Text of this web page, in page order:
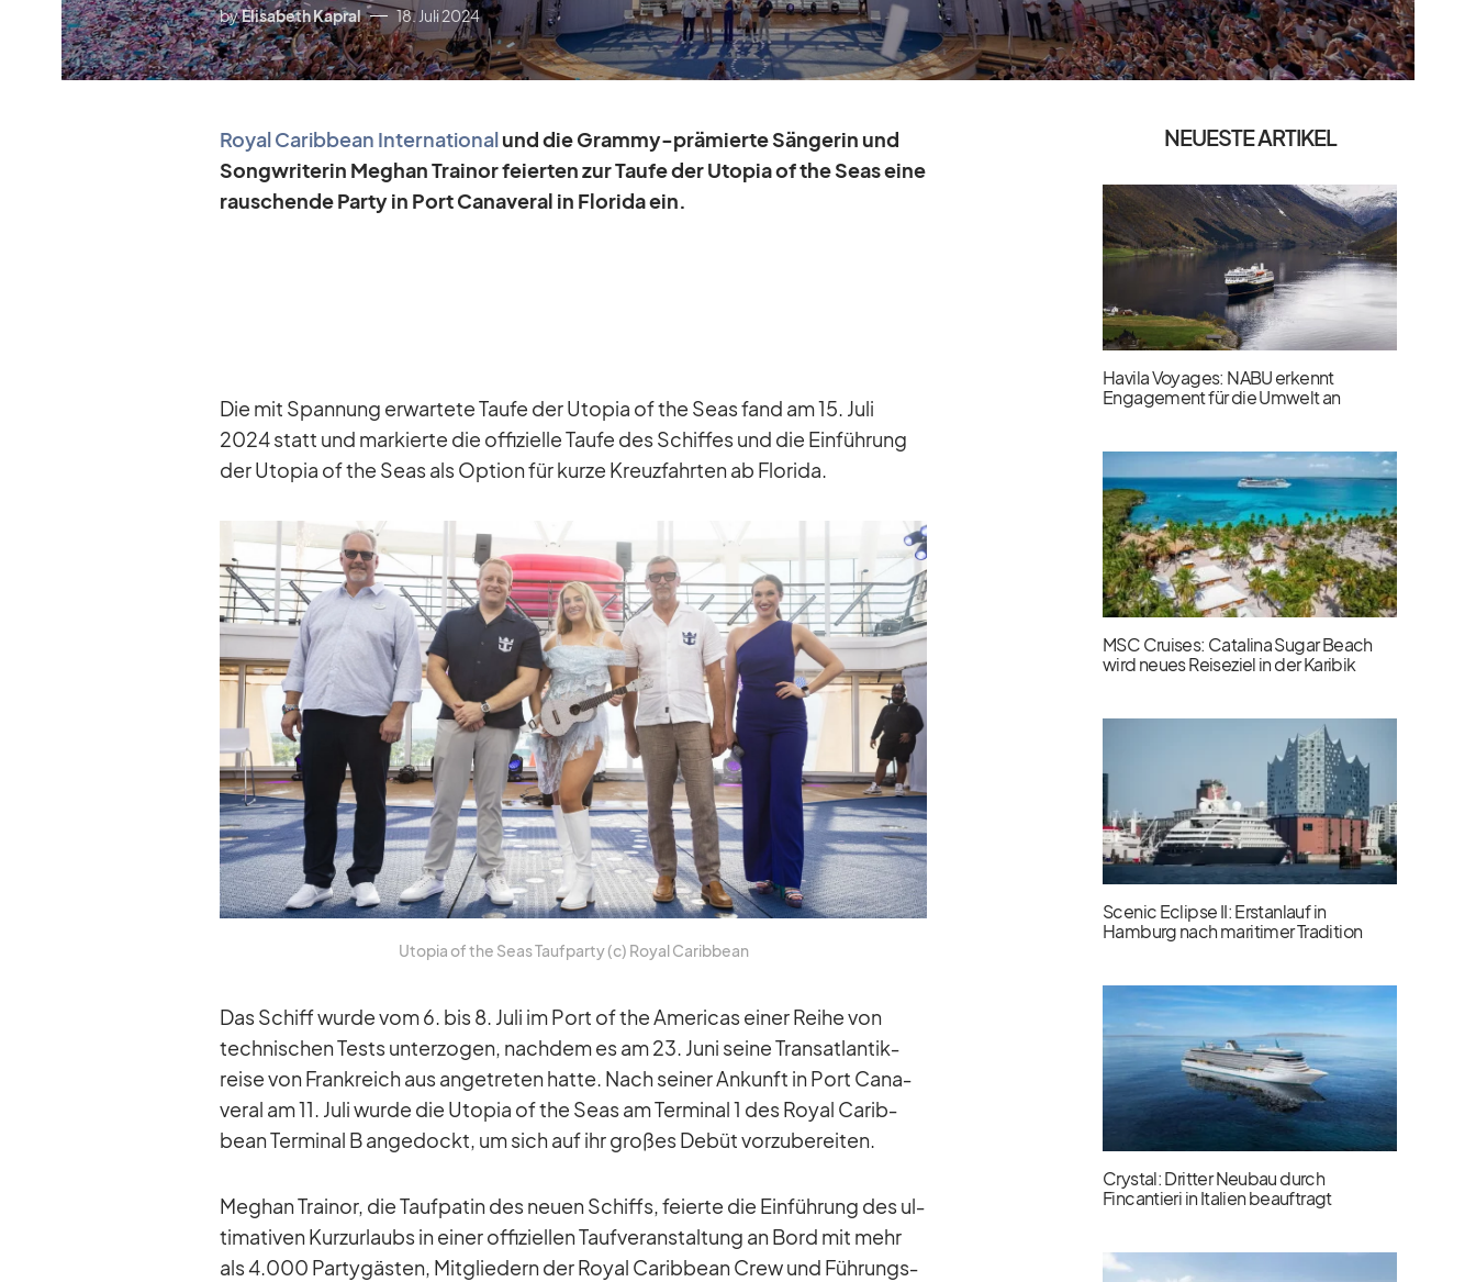
byElisabeth Kapral 18. Juli 2024
Royal Ca­rib­bean In­ter­na­tio­nalund die Grammy-prä­mierte Sän­ge­rin und
Song­wri­te­rin Meg­han Trai­nor fei­er­ten zur Taufe der Uto­pia of the Seas eine
rau­schende Party in Port Ca­na­ve­ral in Flo­rida ein.
Die mit Span­nung er­war­tete Taufe der Uto­pia of the Seas fand am 15. Juli
2024 statt und mar­kierte die of­fi­zi­elle Taufe des Schif­fes und die Ein­füh­rung
der Uto­pia of the Seas als Op­tion für kurze Kreuz­fahr­ten ab Flo­rida.
Uto­pia of the Seas Tauf­party (c) Royal Ca­rib­bean
Das Schiff wurde vom 6. bis 8. Juli im Port of the Ame­ri­cas ei­ner Reihe von
tech­ni­schen Tests un­ter­zo­gen, nach­dem es am 23. Juni seine Trans­at­lan­tik­
reise von Frank­reich aus an­ge­tre­ten hatte. Nach sei­ner An­kunft in Port Ca­na­
ve­ral am 11. Juli wurde die Uto­pia of the Seas am Ter­mi­nal 1 des Royal Ca­rib­
bean Ter­mi­nal B an­ge­dockt, um sich auf ihr gro­ßes De­büt vor­zu­be­rei­ten.
Meg­han Trai­nor, die Tauf­pa­tin des neuen Schiffs, fei­erte die Ein­füh­rung des ul­
ti­ma­ti­ven Kurz­ur­laubs in ei­ner of­fi­zi­el­len Tauf­ver­an­stal­tung an Bord mit mehr
als 4.000 Par­ty­gäs­ten, Mit­glie­dern der Royal Ca­rib­bean Crew und Füh­rungs­
NEUESTE ARTIKEL
Havila Voyages: NABU erkennt
Engagement für die Umwelt an
MSC Cruises: Catalina Sugar Beach
wird neues Reiseziel in der Karibik
Scenic Eclipse II: Erstanlauf in
Hamburg nach maritimer Tradition
Crystal: Dritter Neubau durch
Fincantieri in Italien beauftragt